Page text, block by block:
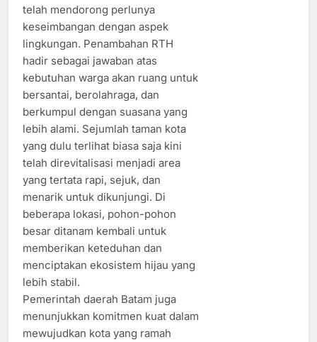
telah mendorong perlunya
keseimbangan dengan aspek
lingkungan. Penambahan RTH
hadir sebagai jawaban atas
kebutuhan warga akan ruang untuk
bersantai, berolahraga, dan
berkumpul dengan suasana yang
lebih alami. Sejumlah taman kota
yang dulu terlihat biasa saja kini
telah direvitalisasi menjadi area
yang tertata rapi, sejuk, dan
menarik untuk dikunjungi. Di
beberapa lokasi, pohon-pohon
besar ditanam kembali untuk
memberikan keteduhan dan
menciptakan ekosistem hijau yang
lebih stabil.
Pemerintah daerah Batam juga
menunjukkan komitmen kuat dalam
mewujudkan kota yang ramah